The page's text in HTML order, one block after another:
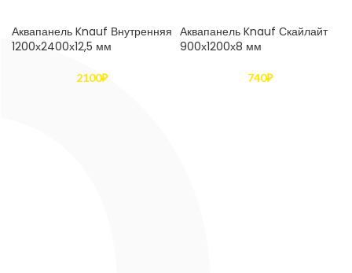
Аквапанель Knauf Внутренняя
1200х2400х12,5 мм
2100₽
Аквапанель Knauf Скайлайт
900х1200х8 мм
740₽